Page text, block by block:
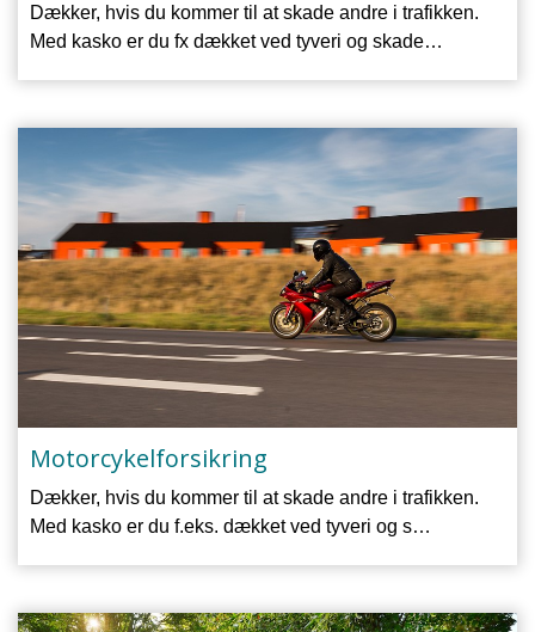
Dækker, hvis du kommer til at skade andre i trafikken.
Med kasko er du fx dækket ved tyveri og skade…
Motorcykelforsikring
Dækker, hvis du kommer til at skade andre i trafikken.
Med kasko er du f.eks. dækket ved tyveri og s…